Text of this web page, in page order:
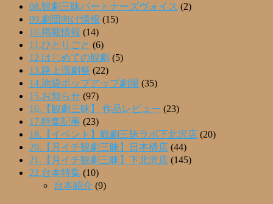
08.観劇三昧パートナーズヴォイス (2)
09.劇団向け情報 (15)
10.掲載情報 (14)
11.ひとりごと (6)
12.はじめての観劇 (5)
13.路上演劇祭 (22)
14.池袋ポップアップ劇場 (35)
15.お知らせ (97)
16.【観劇三昧】 作品レビュー (23)
17.特集記事 (23)
18.【イベント】観劇三昧ラボ下北沢店 (20)
20.【月イチ観劇三昧】日本橋店 (44)
21.【月イチ観劇三昧】下北沢店 (145)
22.台本特集 (10)
台本紹介 (9)